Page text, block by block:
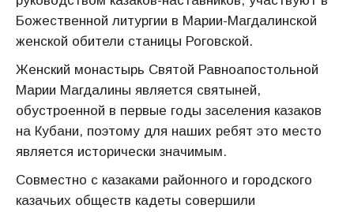
Божественной литургии в Марии-Магдалинской
женской обители станицы Роговской.
Женский монастырь Святой Равноапостольной
Марии Магдалины является святыней,
обустроенной в первые годы заселения казаков
на Кубани, поэтому для наших ребят это место
является исторически значимым.
Совместно с казаками районного и городского
казачьих обществ кадеты совершили